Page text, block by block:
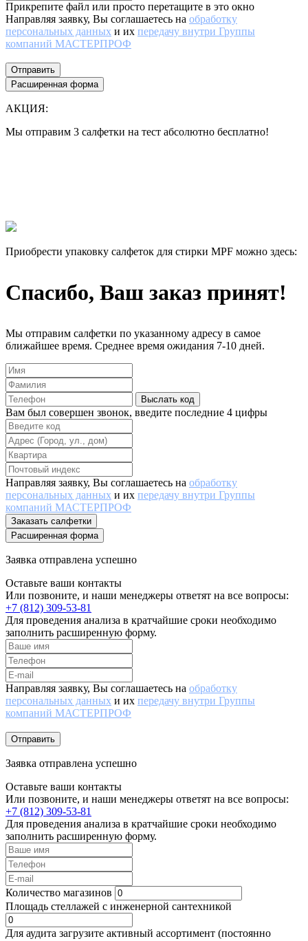
Прикрепите файл или просто перетащите в это окно
Направляя заявку, Вы соглашаетесь на обработку
персональных данных и их передачу внутри Группы
компаний МАСТЕРПРОФ
Отправить
Расширенная форма
АКЦИЯ:
Мы отправим 3 салфетки на тест абсолютно бесплатно!
Приобрести упаковку салфеток для стирки MPF можно здесь:
Спасибо, Ваш заказ принят!
Мы отправим салфетки по указанному адресу в самое
ближайшее время. Среднее время ожидания 7-10 дней.
Выслать код
Вам был совершен звонок, введите последние 4 цифры
Направляя заявку, Вы соглашаетесь на обработку
персональных данных и их передачу внутри Группы
компаний МАСТЕРПРОФ
Заказать салфетки
Расширенная форма
Заявка отправлена успешно
Оставьте ваши контакты
Или позвоните, и наши менеджеры ответят на все вопросы:
+7 (812) 309-53-81
Для проведения анализа в кратчайшие сроки необходимо
заполнить расширенную форму.
Направляя заявку, Вы соглашаетесь на обработку
персональных данных и их передачу внутри Группы
компаний МАСТЕРПРОФ
Отправить
Заявка отправлена успешно
Оставьте ваши контакты
Или позвоните, и наши менеджеры ответят на все вопросы:
+7 (812) 309-53-81
Для проведения анализа в кратчайшие сроки необходимо
заполнить расширенную форму.
Количество магазинов
Площадь стеллажей с инженерной сантехникой
Для аудита загрузите активный ассортимент (постоянно